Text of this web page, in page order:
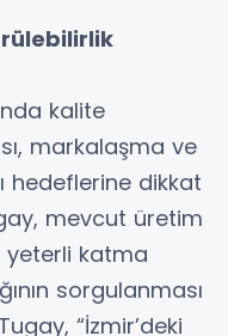
kalite
markalaşma ve
hedeflerine dikkat
mevcut üretim
yeterli katma
sorgulanması
“İzmir’deki